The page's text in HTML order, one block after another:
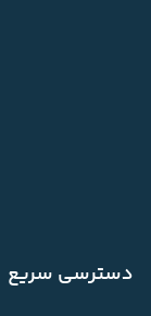
دسترسی سریع